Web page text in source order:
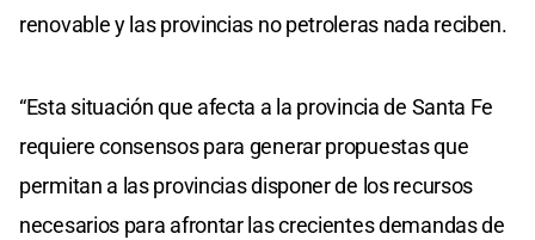
renovable y las provincias no petroleras nada reciben.
“Esta situación que afecta a la provincia de Santa Fe
requiere consensos para generar propuestas que
permitan a las provincias disponer de los recursos
necesarios para afrontar las crecientes demandas de